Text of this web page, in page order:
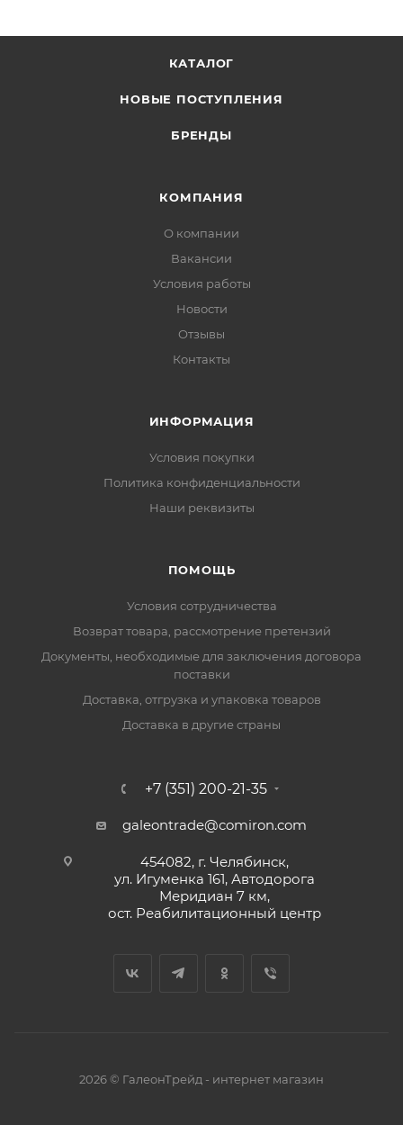
КАТАЛОГ
НОВЫЕ ПОСТУПЛЕНИЯ
БРЕНДЫ
КОМПАНИЯ
О компании
Вакансии
Условия работы
Новости
Отзывы
Контакты
ИНФОРМАЦИЯ
Условия покупки
Политика конфиденциальности
Наши реквизиты
ПОМОЩЬ
Условия сотрудничества
Возврат товара, рассмотрение претензий
Документы, необходимые для заключения договора
поставки
Доставка, отгрузка и упаковка товаров
Доставка в другие страны
+7 (351) 200-21-35
galeontrade@comiron.com
454082, г. Челябинск,
ул. Игуменка 161, Автодорога
Меридиан 7 км,
ост. Реабилитационный центр
2026 © ГалеонТрейд - интернет магазин